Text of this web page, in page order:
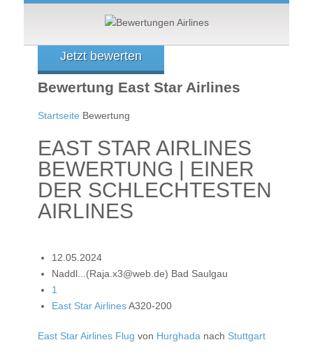
Jetzt bewerten
Bewertung East Star Airlines
Startseite Bewertung
EAST STAR AIRLINES
BEWERTUNG | EINER
DER SCHLECHTESTEN
AIRLINES
12.05.2024
Naddl...(Raja.x3@web.de) Bad Saulgau
1
East Star AirlinesA320-200
East Star Airlines Flug von Hurghada nach Stuttgart